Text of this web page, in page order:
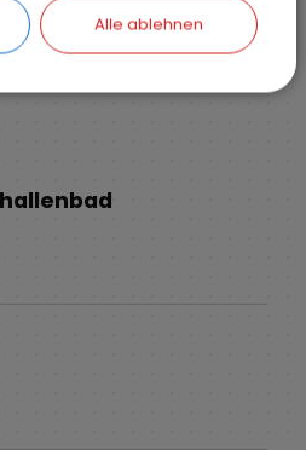
Alle ablehnen